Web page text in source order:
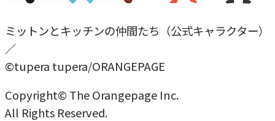
ミットンとキッチンの仲間たち（公式キャラクター）
／
©tupera tupera/ORANGEPAGE
Copyright© The Orangepage Inc.
All Rights Reserved.